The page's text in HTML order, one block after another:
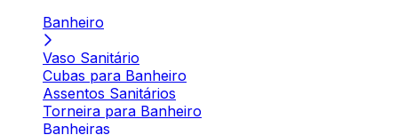
Banheiro
Vaso Sanitário
Cubas para Banheiro
Assentos Sanitários
Torneira para Banheiro
Banheiras